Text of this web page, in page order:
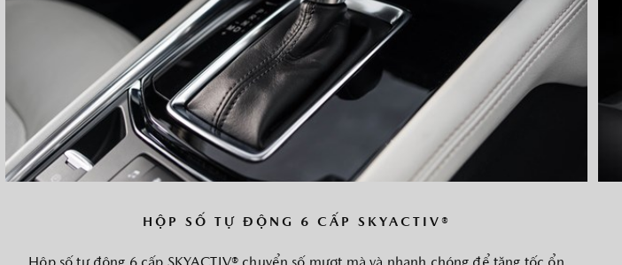
HỘP SỐ TỰ ĐỘNG 6 CẤP SKYACTIV®